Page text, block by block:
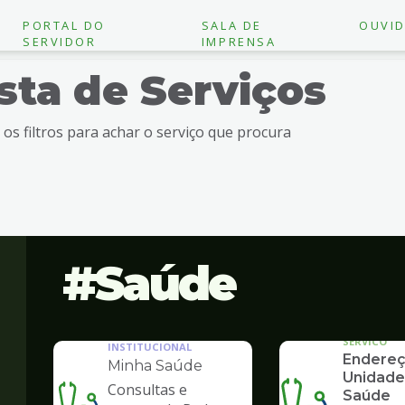
PORTAL DO
SERVIDOR
SALA DE
IMPRENSA
de Serviços
os filtros para achar o serviço que procura
Saúde
INSTITUCIONAL
Minha Saúde
Consultas e
SERVICO
Saúde